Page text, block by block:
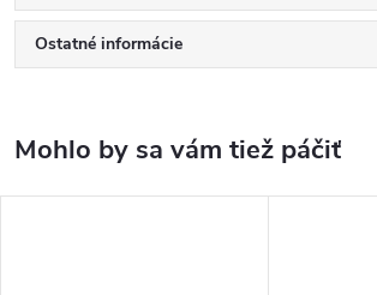
Ostatné informácie